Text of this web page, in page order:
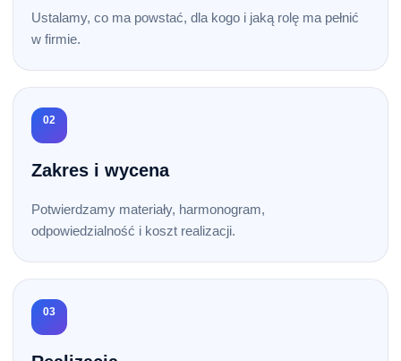
Ustalamy, co ma powstać, dla kogo i jaką rolę ma pełnić
w firmie.
02
Zakres i wycena
Potwierdzamy materiały, harmonogram,
odpowiedzialność i koszt realizacji.
03